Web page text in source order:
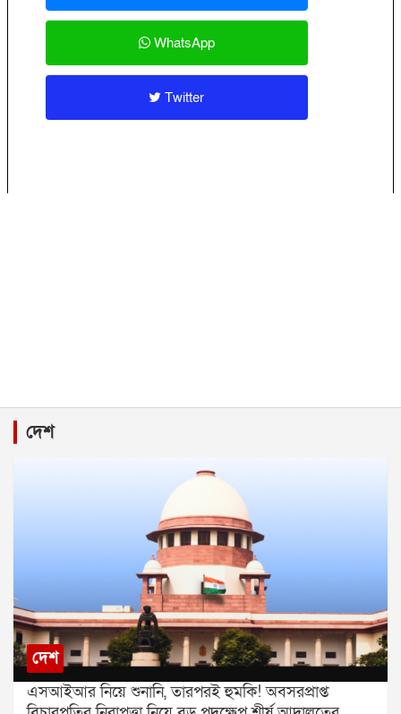
WhatsApp
Twitter
দেশ
দেশ
এসআইআর নিয়ে শুনানি, তারপরই হুমকি! অবসরপ্রাপ্ত